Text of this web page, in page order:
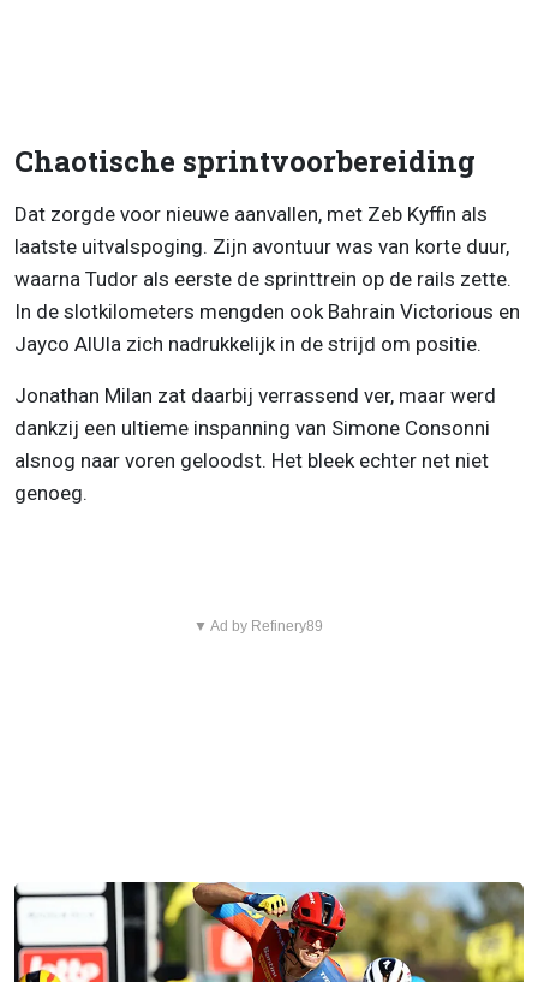
Chaotische sprintvoorbereiding
Dat zorgde voor nieuwe aanvallen, met Zeb Kyffin als
laatste uitvalspoging. Zijn avontuur was van korte duur,
waarna Tudor als eerste de sprinttrein op de rails zette.
In de slotkilometers mengden ook Bahrain Victorious en
Jayco AlUla zich nadrukkelijk in de strijd om positie.
Jonathan Milan zat daarbij verrassend ver, maar werd
dankzij een ultieme inspanning van Simone Consonni
alsnog naar voren geloodst. Het bleek echter net niet
genoeg.
▼ Ad by Refinery89